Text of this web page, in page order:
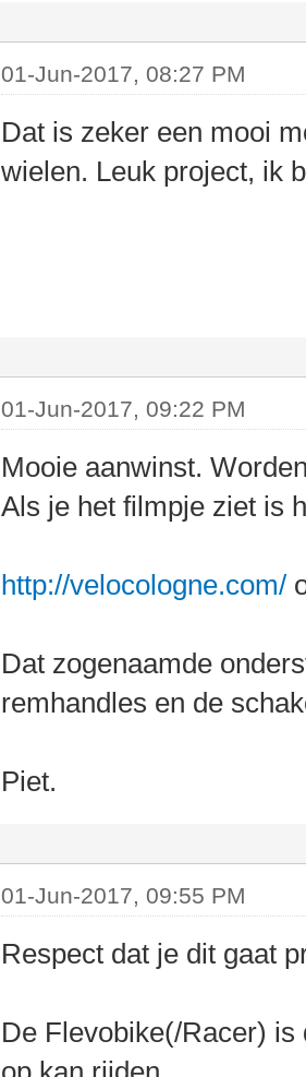
01-Jun-2017, 08:27 PM
Dat is zeker een mooi
wielen. Leuk project, ik
01-Jun-2017, 09:22 PM
Mooie aanwinst.
Als je het filmpje ziet is
http://velocologne.com/
Dat zogenaamde
remhandles en de
Piet.
01-Jun-2017, 09:55 PM
Respect dat je dit gaat
De Flevobike(/Racer)